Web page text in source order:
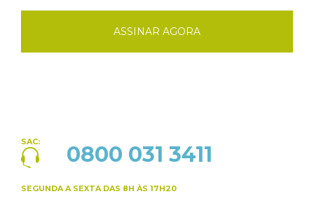
ASSINAR AGORA
SAC: 0800 031 3411
SEGUNDA A SEXTA DAS 8H ÀS 17H20